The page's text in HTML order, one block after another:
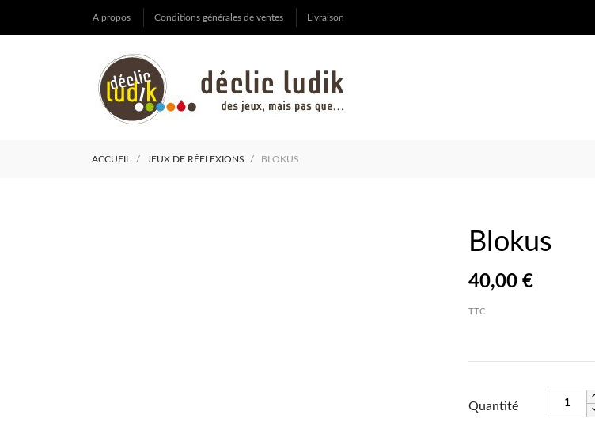
A propos Conditions générales de ventes Livraison
ACCUEIL JEUX DE RÉFLEXIONS BLOKUS
Blokus
40,00 €
TTC
Quantité